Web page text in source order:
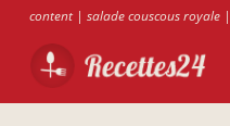
content| salade couscous royale|